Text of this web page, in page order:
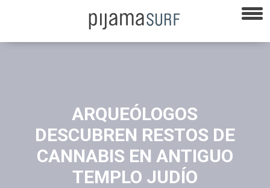
ARQUEÓLOGOS
DESCUBREN RESTOS DE
CANNABIS EN ANTIGUO
TEMPLO JUDÍO